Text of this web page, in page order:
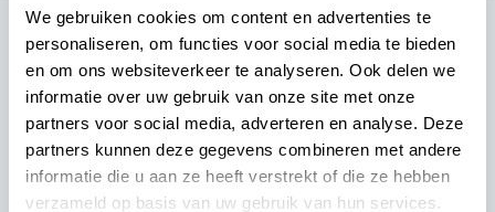
We gebruiken cookies om content en advertenties te
personaliseren, om functies voor social media te bieden
en om ons websiteverkeer te analyseren. Ook delen we
informatie over uw gebruik van onze site met onze
partners voor social media, adverteren en analyse. Deze
partners kunnen deze gegevens combineren met andere
informatie die u aan ze heeft verstrekt of die ze hebben
verzameld op basis van uw gebruik van hun services.
Dit zeggen onze klanten
Direct het juiste vakantiegevoel
Landal - Marianne